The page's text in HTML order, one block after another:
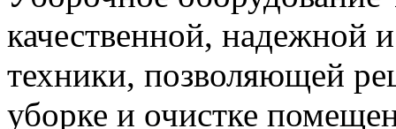
качественной, надежной
техники, позволяющей
уборке и очистке